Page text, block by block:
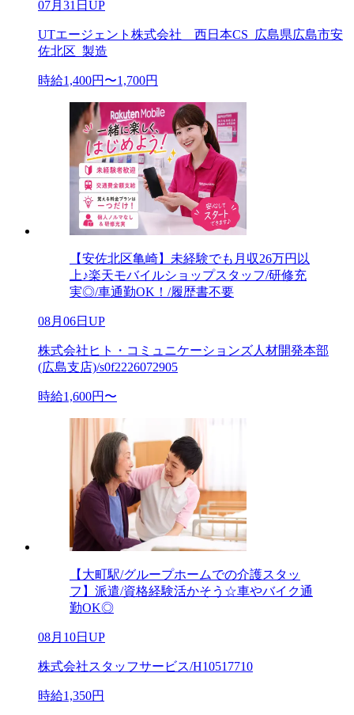
07月31日UP
UTエージェント株式会社 西日本CS_広島県広島市安
佐北区_製造
時給1,400円〜1,700円
【安佐北区亀崎】未経験でも月収26万円以
上♪楽天モバイルショップスタッフ/研修充
実◎/車通勤OK！/履歴書不要
08月06日UP
株式会社ヒト・コミュニケーションズ人材開発本部
(広島支店)/s0f2226072905
時給1,600円〜
【大町駅/グループホームでの介護スタッ
フ】派遣/資格経験活かそう☆車やバイク通
勤OK◎
08月10日UP
株式会社スタッフサービス/H10517710
時給1,350円